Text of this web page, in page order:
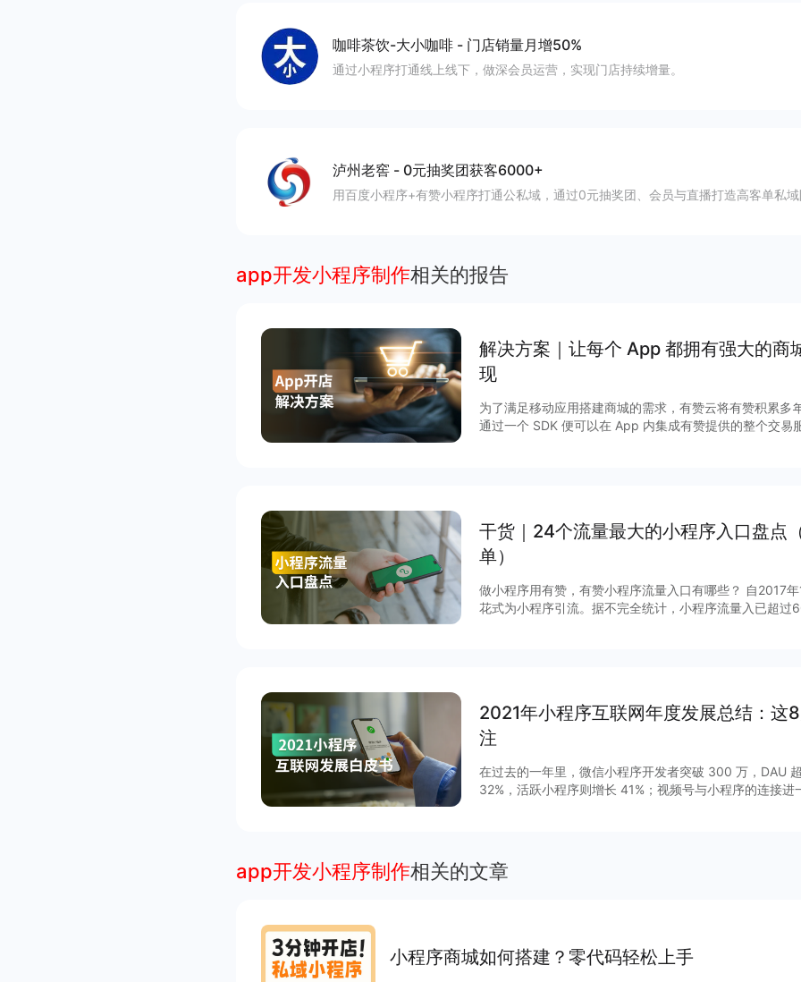
咖啡茶饮-大小咖啡 - 门店销量月增50%
通过小程序打通线上线下，做深会员运营，实现门店持续增量。
泸州老窖 - 0元抽奖团获客6000+
用百度小程序+有赞小程序打通公私域，通过0元抽奖团、会员与直播打造高客单私
app开发小程序制作相关的报告
解决方案｜让每个 App 都拥有强⼤的商
现
为了满⾜移动应⽤搭建商城的需求，有赞云将有赞积累多
通过⼀个 SDK 便可以在 App 内集成有赞提供的整个交易服务。 除了享受完善的商
法，直接可以在 App 内使用 5.完善的商城能力，数
干货｜24个流量最大的小程序入口盘点
单）
做小程序用有赞，有赞小程序流量入口有哪些？ 自2017
花式为小程序引流。据不完全统计，小程序流量入已超过
2021年小程序互联网年度发展总结：这
注
在过去的一年里，微信小程序开发者突破 300 万，DAU
32%，活跃小程序则增长 41%；视频号与小程序的连接
通，扩展“闭环思维“至“节点思维”，营销场景和营销方法
度等互联网平台加速扩建生态能力，小程序成为互联网商
app开发小程序制作相关的文章
小程序商城如何搭建？零代码轻松上手